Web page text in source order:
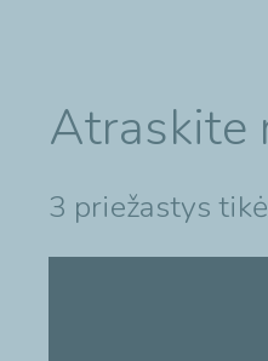
Atraskite
3 priežastys